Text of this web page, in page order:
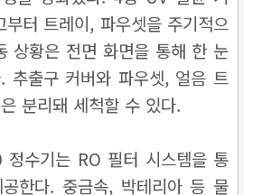
부터 트레이, 파우셋을 주기적으
상황은 전면 화면을 통해 한 눈
추출구 커버와 파우셋, 얼음 트
분리돼 세척할 수 있다.
수기는 RO 필터 시스템을 통
한다. 중금속, 박테리아 등 물